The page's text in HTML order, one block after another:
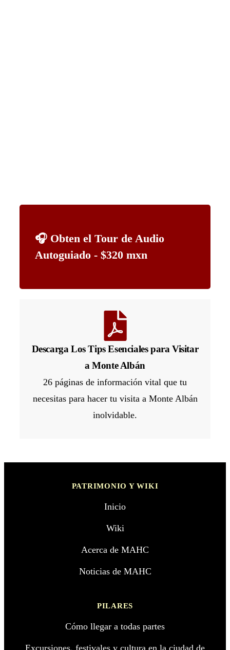
🎧 Obten el Tour de Audio
Autoguiado - $320 mxn
Descarga Los Tips Esenciales para Visitar
a Monte Albán
26 páginas de información vital que tu
necesitas para hacer tu visita a Monte Albán
inolvidable.
PATRIMONIO Y WIKI
Inicio
Wiki
Acerca de MAHC
Noticias de MAHC
PILARES
Cómo llegar a todas partes
Excursiones, festivales y cultura en la ciudad de